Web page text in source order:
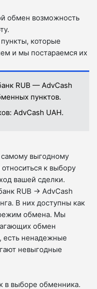
обмен возможность
которые
и мы постараемся их
RUB — AdvCash
пунктов.
AdvCash UAH.
выгодному
к выбору
вашей сделки.
RUB → AdvCash
В них доступны как
обмена. Мы
обмен
есть ненадежные
невыгодные
выборе обменника.